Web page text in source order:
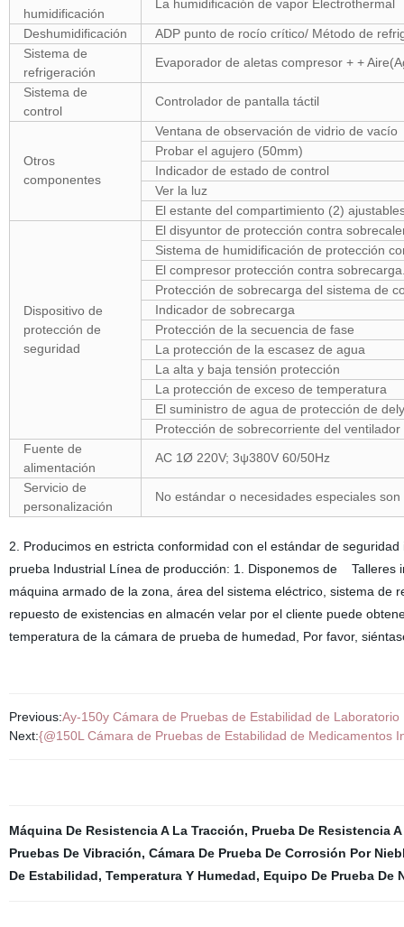
humidificación
La humidificación de vapor Electrothermal
Deshumidificación
ADP punto de rocío crítico/ Método de
Sistema de
refrigeración
Evaporador de aletas compresor + +
Sistema de
control
Controlador de pantalla táctil
Otros
componentes
Ventana de observación de vidrio de vacío
Probar el agujero (50mm)
Indicador de estado de control
Ver la luz
El estante del compartimiento (2)
Dispositivo de
protección de
seguridad
El disyuntor de protección contra
Sistema de humidificación de protección
El compresor protección contra
Protección de sobrecarga del sistema de
Indicador de sobrecarga
Protección de la secuencia de fase
La protección de la escasez de agua
La alta y baja tensión protección
La protección de exceso de temperatura
El suministro de agua de protección de dely
Protección de sobrecorriente del ventilador
Fuente de
alimentación
AC 1Ø 220V; 3ψ380V 60/50Hz
Servicio de
personalización
No estándar o necesidades especiales
2. Producimos en estricta conformidad con el estándar de
prueba Industrial Línea de producción: 1. Disponemos de Talleres
máquina armado de la zona, área del sistema eléctrico, sistema
repuesto de existencias en almacén velar por el cliente puede
temperatura de la cámara de prueba de humedad, Por favor,
Previous:Ay-150y Cámara de Pruebas de Estabilidad de Laboratorio
Next:{@150L Cámara de Pruebas de Estabilidad de Medicamentos
Máquina De Resistencia A La Tracción, Prueba De Resistencia
Pruebas De Vibración, Cámara De Prueba De Corrosión Por
De Estabilidad, Temperatura Y Humedad, Equipo De Prueba De